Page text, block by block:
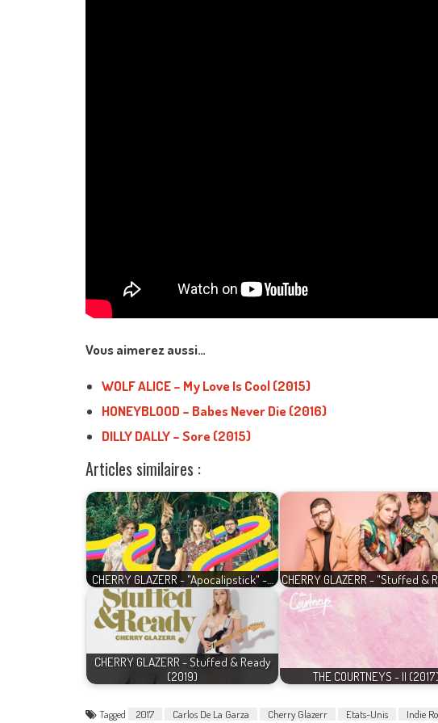
Vous aimerez aussi…
WOLF ALICE – My Love Is Cool (2015)
HONEYBLOOD – Babes Never Die (2016)
DILLY DALLY – Sore (2015)
Articles similaires :
CHERRY GLAZERR - "Apocalipstick" -… CHERRY GLAZERR - "Stuffed &
CHERRY GLAZERR - Stuffed & Ready
(2019)
THE COURTNEYS - II (2017)
Tagged 2017 Carlos De La Garza Cherry Glazerr Etats-Unis Indie